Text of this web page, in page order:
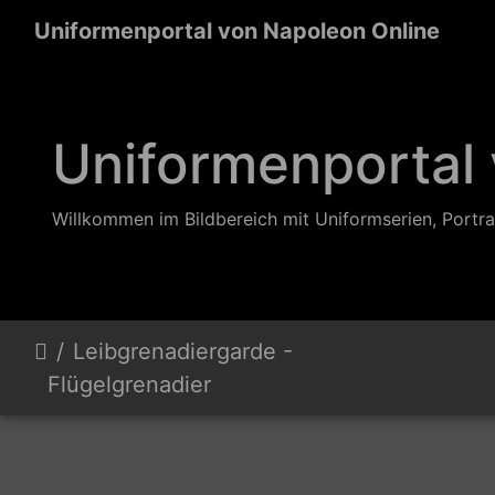
Uniformenportal von Napoleon Online
Uniformenportal
Willkommen im Bildbereich mit Uniformserien,
Leibgrenadiergarde -
Flügelgrenadier